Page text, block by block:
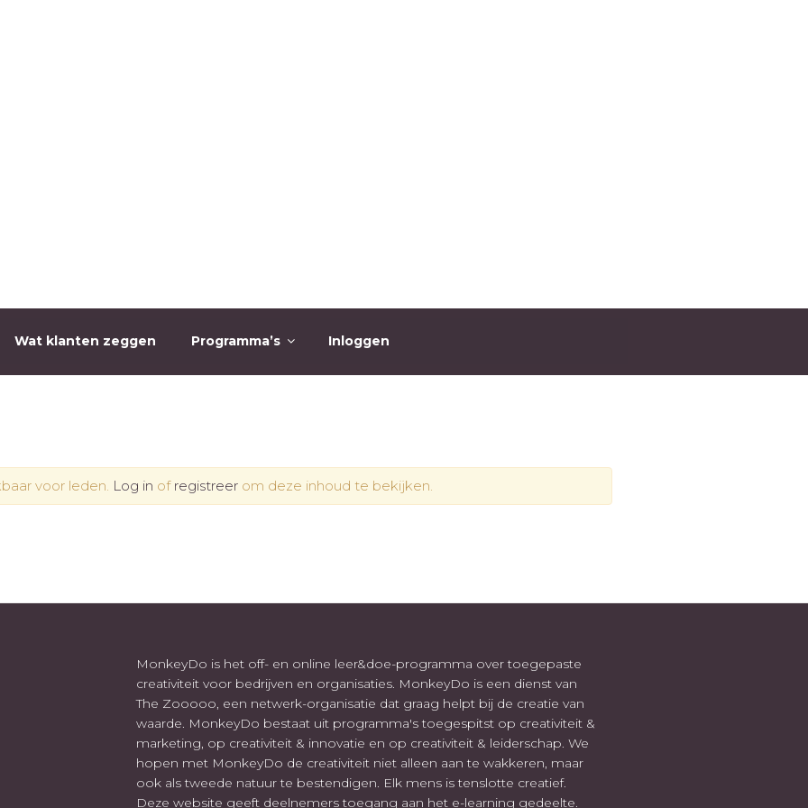
Wat klanten zeggen Programma’s Inloggen
voor leden. Log in of registreer om deze inhoud te bekijken.
MonkeyDo is het off- en online leer&doe-programma over toegepaste
creativiteit voor bedrijven en organisaties. MonkeyDo is een dienst van
The Zooooo, een netwerk-organisatie dat graag helpt bij de creatie van
waarde. MonkeyDo bestaat uit programma's toegespitst op creativiteit &
marketing, op creativiteit & innovatie en op creativiteit & leiderschap. We
hopen met MonkeyDo de creativiteit niet alleen aan te wakkeren, maar
ook als tweede natuur te bestendigen. Elk mens is tenslotte creatief.
Deze website geeft deelnemers toegang aan het e-learning gedeelte.